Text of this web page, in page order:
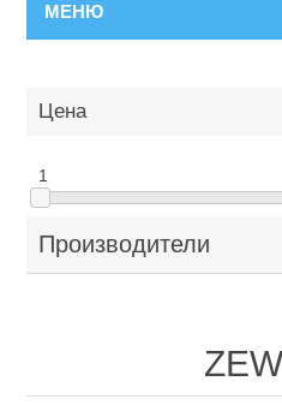
МЕНЮ
Цена
1
Производители